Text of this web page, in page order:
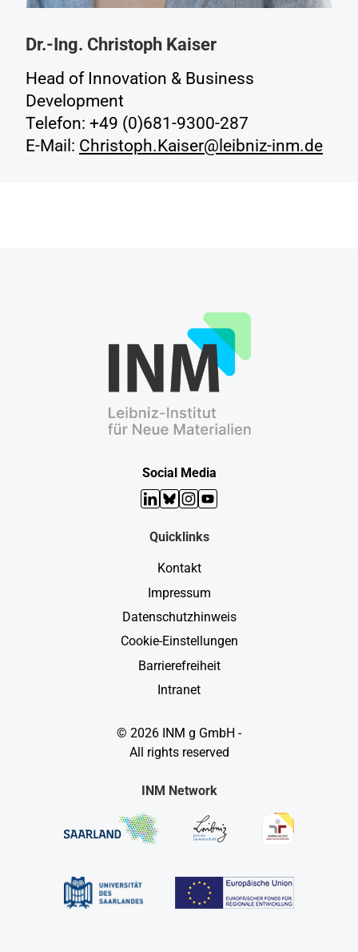
Dr.-Ing. Christoph Kaiser
Head of Innovation & Business
Development
Telefon: +49 (0)681-9300-287
E-Mail: Christoph.Kaiser@leibniz-inm.de
Social Media
LinkedIn
Bluesky
Instagram
YouTube
Quicklinks
Kontakt
Impressum
Datenschutzhinweis
Cookie-Einstellungen
Barrierefreiheit
Intranet
© 2026 INM g GmbH -
All rights reserved
INM Network